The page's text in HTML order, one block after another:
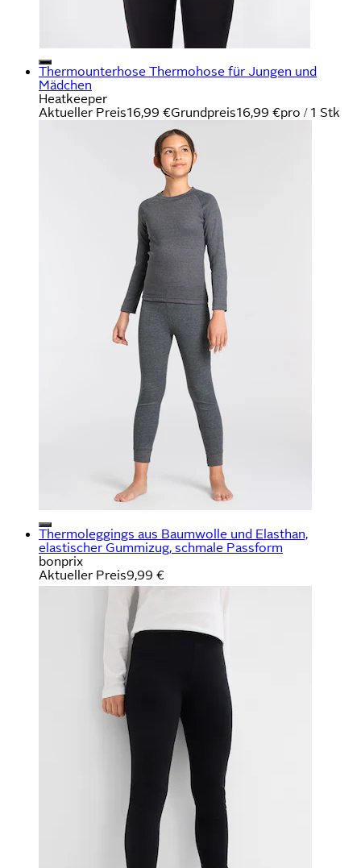
Thermounterhose Thermohose für Jungen und
Mädchen
Heatkeeper
Aktueller Preis16,99 €Grundpreis16,99 €pro / 1 Stk
Thermoleggings aus Baumwolle und Elasthan,
elastischer Gummizug, schmale Passform
bonprix
Aktueller Preis9,99 €